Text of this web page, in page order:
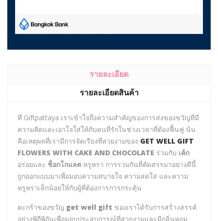
รายละเอียด
รายละเอียดสินค้า
ที่ Giftpattaya เราเข้าใจถึงความสำคัญของการส่งของขวัญที่มี
ความคิดและเอาใจใส่ให้กับคนที่รักในช่วงเวลาที่ต้องฟื้นฟู นั่น
คือเหตุผลที่เรามีการจัดเรียงที่สวยงามของ GET WELL GIFT
FLOWERS WITH CAKE AND CHOCOLATE ร่วมกับ เค้ก
อร่อยและ ช็อกโกแลต หรูหรา การรวมกันที่คัดสรรมาอย่างดีนี้
ถูกออกแบบมาเพื่อมอบความสบายใจ ความสดใส และความ
หรูหราเล็กน้อยให้กับผู้ที่ต้องการการกระตุ้น
ตะกร้าของขวัญ get well gift ของเราได้รับการสร้างสรรค์
อย่างพิถีพิถันเพื่อมอบประสบการณ์ที่สวยงามและมีกลิ่นหอม